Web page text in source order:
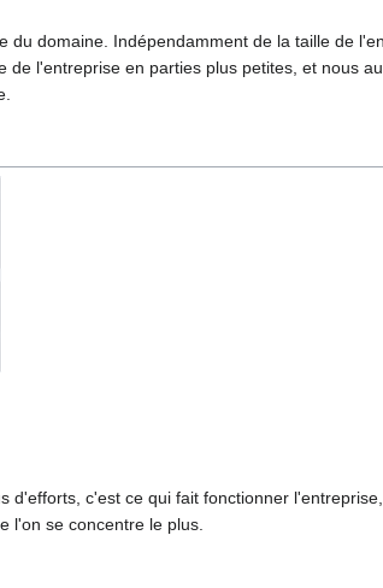
du domaine. Indépendamment de la taille de
l'entreprise en parties plus petites, et nous
d'efforts, c'est ce qui fait fonctionner
l'on se concentre le plus.